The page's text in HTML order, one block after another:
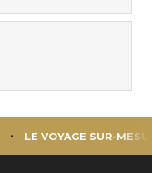
LE VOYAGE SUR-